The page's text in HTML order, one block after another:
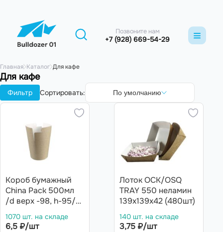
Позвоните нам
+7 (928) 669-54-29
Главная Каталог Для кафе
Для кафе
Фильтр Сортировать: По умолчанию
Короб бумажный
China Pack 500мл
/d верх -98, h-95/
800шт)
1070 шт. на складе
6,5 ₽/шт
Лоток ОСК/OSQ
TRAY 550 неламин
139х139х42 (480шт)
140 шт. на складе
3,75 ₽/шт